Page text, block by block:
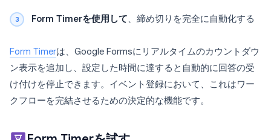
Form Timerを使用して、締め切りを完全に自動化する
Form Timerは、Google Formsにリアルタイムのカウントダウ
ン表示を追加し、設定した時間に達すると自動的に回答の受
け付けを停止できます。イベント登録において、これはワー
クフローを完結させるための決定的な機能です。